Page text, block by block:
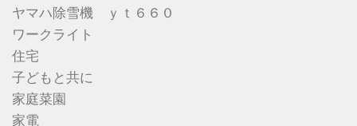
ヤマハ除雪機 ｙｔ６６０
ワークライト
住宅
子どもと共に
家庭菜園
家電